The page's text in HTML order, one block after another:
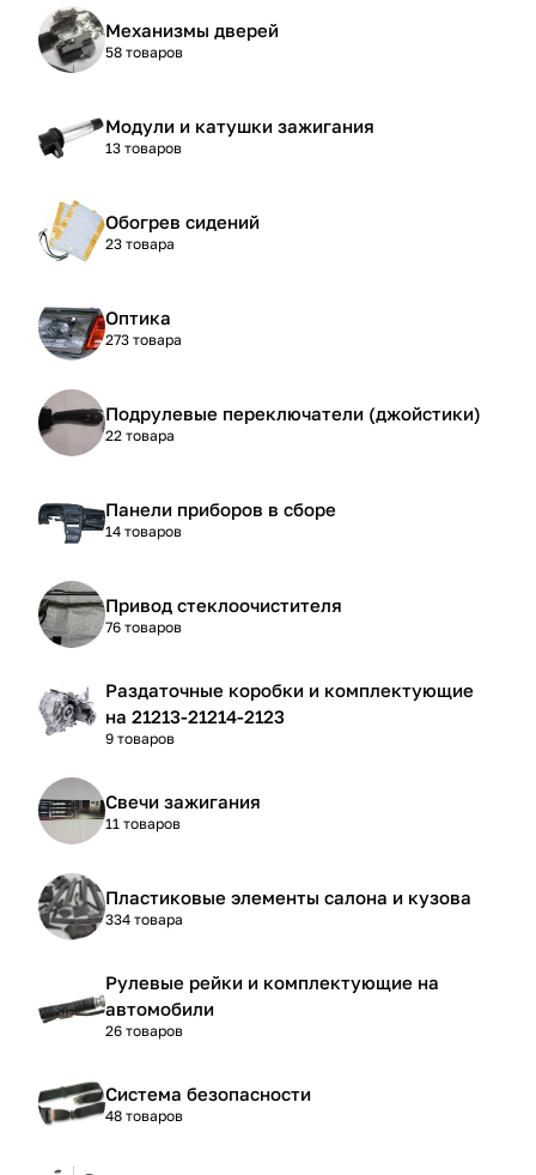
Механизмы дверей
58 товаров
Модули и катушки зажигания
13 товаров
Обогрев сидений
23 товара
Оптика
273 товара
Подрулевые переключатели (джойстики)
22 товара
Панели приборов в сборе
14 товаров
Привод стеклоочистителя
76 товаров
Раздаточные коробки и комплектующие
на 21213-21214-2123
9 товаров
Свечи зажигания
11 товаров
Пластиковые элементы салона и кузова
334 товара
Рулевые рейки и комплектующие на
автомобили
26 товаров
Система безопасности
48 товаров